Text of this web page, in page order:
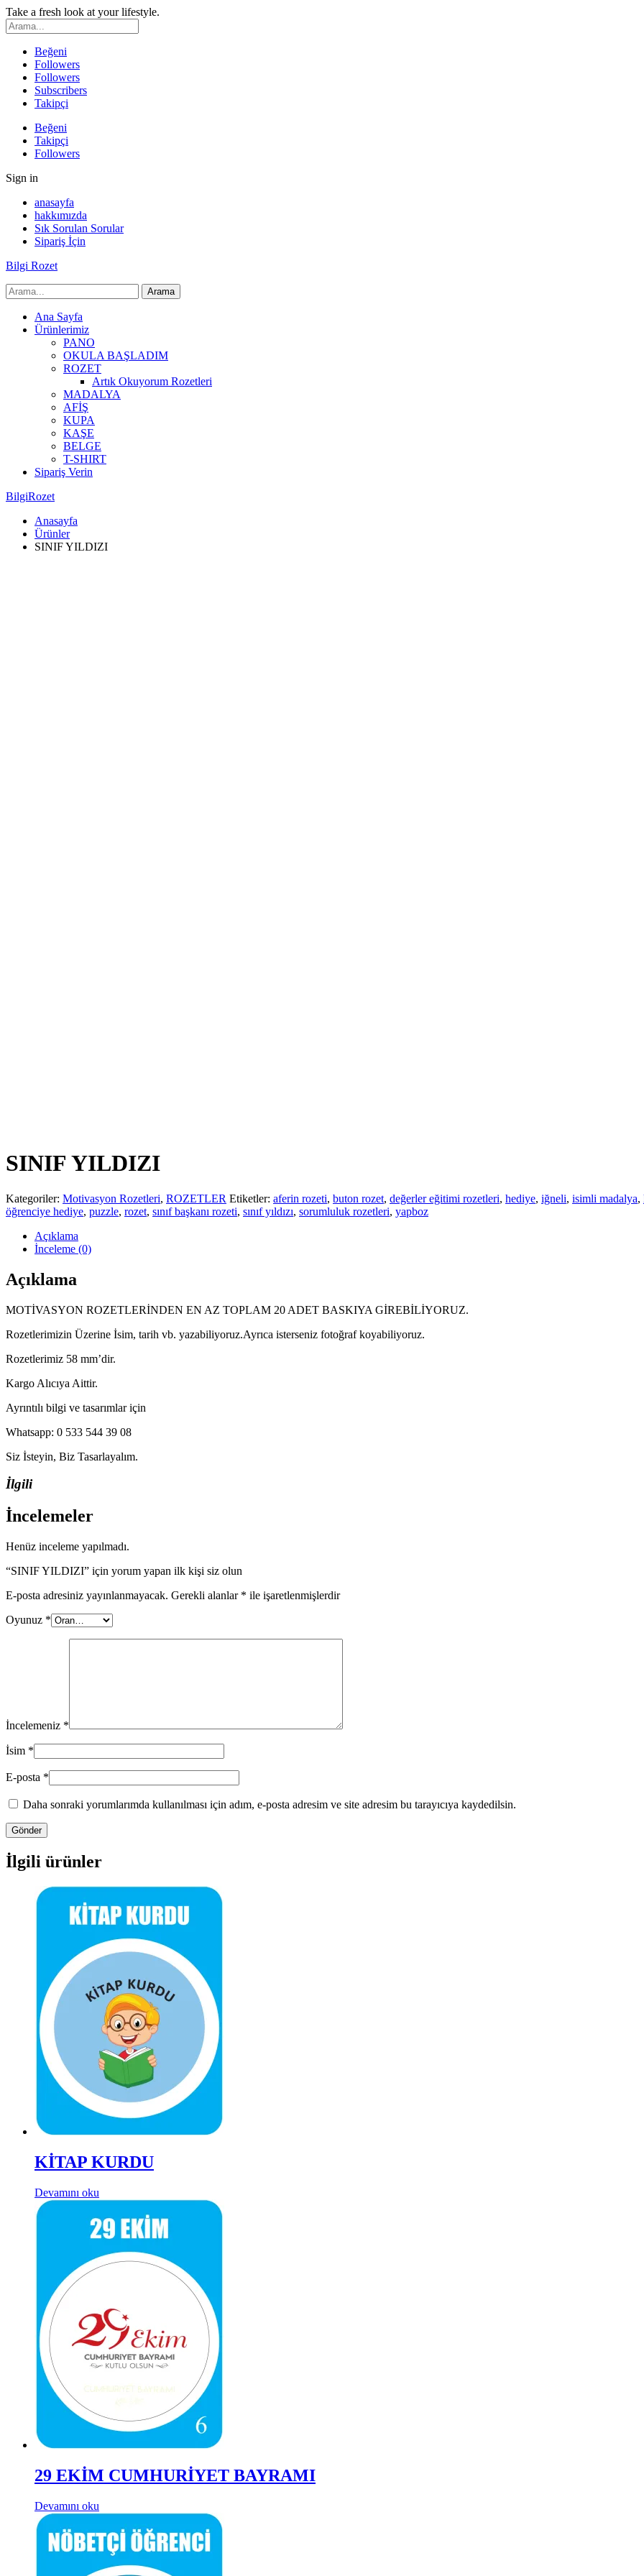
Take a fresh look at your lifestyle.
Beğeni
Followers
Followers
Subscribers
Takipçi
Beğeni
Takipçi
Followers
Sign in
anasayfa
hakkımızda
Sık Sorulan Sorular
Sipariş İçin
Bilgi Rozet
Ana Sayfa
Ürünlerimiz
PANO
OKULA BAŞLADIM
ROZET
Artık Okuyorum Rozetleri
MADALYA
AFİŞ
KUPA
KAŞE
BELGE
T-SHIRT
Sipariş Verin
BilgiRozet
Anasayfa
Ürünler
SINIF YILDIZI
SINIF YILDIZI
Kategoriler: Motivasyon Rozetleri, ROZETLER Etiketler: aferin rozeti, buton rozet, değerler eğitimi rozetleri, hediye, iğneli, isimli madalya,
öğrenciye hediye, puzzle, rozet, sınıf başkanı rozeti, sınıf yıldızı, sorumluluk rozetleri, yapboz
Açıklama
İnceleme (0)
Açıklama
MOTİVASYON ROZETLERİNDEN EN AZ TOPLAM 20 ADET BASKIYA GİREBİLİYORUZ.
Rozetlerimizin Üzerine İsim, tarih vb. yazabiliyoruz.Ayrıca isterseniz fotoğraf koyabiliyoruz.
Rozetlerimiz 58 mm’dir.
Kargo Alıcıya Aittir.
Ayrıntılı bilgi ve tasarımlar için
Whatsapp: 0 533 544 39 08
Siz İsteyin, Biz Tasarlayalım.
İlgili
İncelemeler
Henüz inceleme yapılmadı.
“SINIF YILDIZI” için yorum yapan ilk kişi siz olun
E-posta adresiniz yayınlanmayacak. Gerekli alanlar * ile işaretlenmişlerdir
Oyunuz *
İncelemeniz *
İsim *
E-posta *
Daha sonraki yorumlarımda kullanılması için adım, e-posta adresim ve site adresim bu tarayıcıya kaydedilsin.
İlgili ürünler
KİTAP KURDU
Devamını oku
29 EKİM CUMHURİYET BAYRAMI
Devamını oku